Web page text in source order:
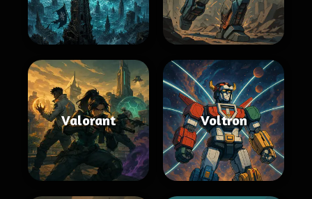
Valorant Voltron